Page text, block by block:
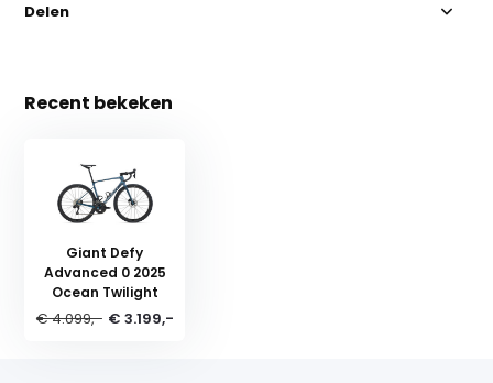
Delen
Recent bekeken
Giant Defy
Advanced 0 2025
Ocean Twilight
€ 4.099,- € 3.199,-